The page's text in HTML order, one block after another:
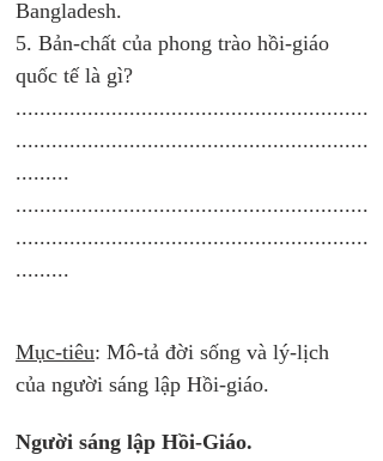
Bangladesh.
5. Bản-chất của phong trào hồi-giáo
quốc tế là gì?
...........................................................
...........................................................
.........
...........................................................
...........................................................
.........
Mục-tiêu: Mô-tả đời sống và lý-lịch
của người sáng lập Hồi-giáo.
Người sáng lập Hồi-Giáo.